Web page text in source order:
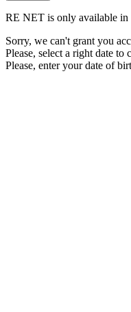
RE NET is only available in
Sorry, we can't grant you
Please, select a right date to
Please, enter your date of